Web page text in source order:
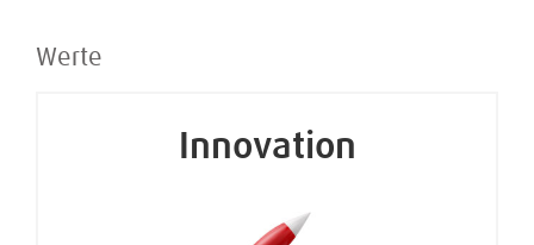
Werte
Innovation